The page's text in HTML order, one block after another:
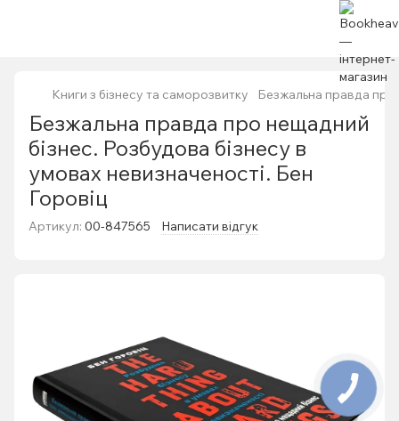
Книги з бізнесу та саморозвитку Безжальна правда про
Безжальна правда про нещадний
бізнес. Розбудова бізнесу в
умовах невизначеності. Бен
Горовіц
Артикул: 00-847565 Написати відгук